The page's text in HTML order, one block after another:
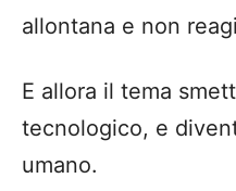
allontana e non
E allora il tema
tecnologico, e
umano.